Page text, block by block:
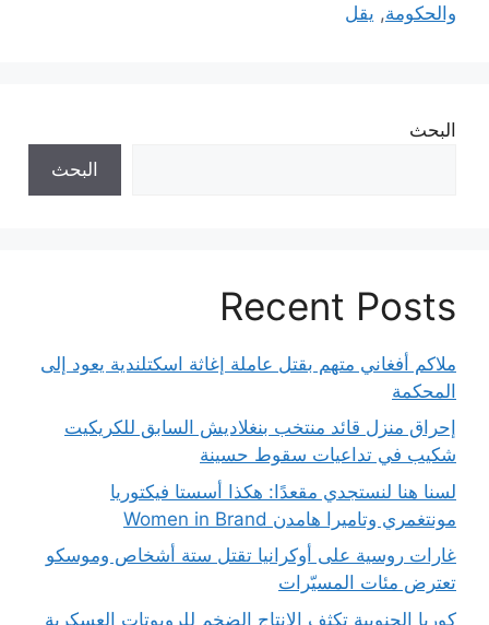
والحكومة, يقل
البحث
البحث
Recent Posts
ملاكم أفغاني متهم بقتل عاملة إغاثة اسكتلندية يعود إلى
المحكمة
إحراق منزل قائد منتخب بنغلاديش السابق للكريكيت
شكيب في تداعيات سقوط حسينة
لسنا هنا لنستجدي مقعدًا: هكذا أسستا فيكتوريا
مونتغمري وتاميرا هامدن Women in Brand
غارات روسية على أوكرانيا تقتل ستة أشخاص وموسكو
تعترض مئات المسيّرات
كوريا الجنوبية تكثف الإنتاج الضخم للروبوتات العسكرية